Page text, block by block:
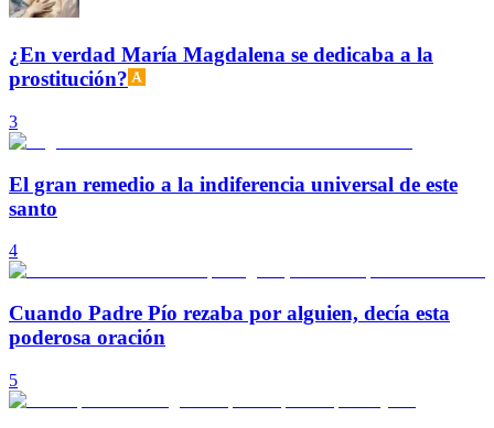
¿En verdad María Magdalena se dedicaba a la
prostitución?
3
El gran remedio a la indiferencia universal de este
santo
4
Cuando Padre Pío rezaba por alguien, decía esta
poderosa oración
5